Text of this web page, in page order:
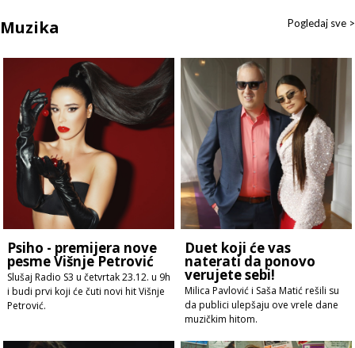
Muzika Pogledaj sve >
Psiho - premijera nove
pesme Višnje Petrović
Slušaj Radio S3 u četvrtak 23.12. u 9h
i budi prvi koji će čuti novi hit Višnje
Petrović.
Duet koji će vas
naterati da ponovo
verujete sebi!
Milica Pavlović i Saša Matić rešili su
da publici ulepšaju ove vrele dane
muzičkim hitom.